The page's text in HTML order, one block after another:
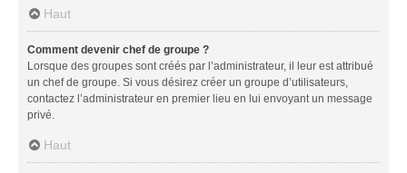
Haut
Comment devenir chef de groupe ?
Lorsque des groupes sont créés par l’administrateur, il leur est attribué
un chef de groupe. Si vous désirez créer un groupe d’utilisateurs,
contactez l’administrateur en premier lieu en lui envoyant un message
privé.
Haut